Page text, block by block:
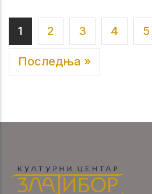
Current page
1 Страна
2 Страна
3 Страна
4 5
Last page
Последња »